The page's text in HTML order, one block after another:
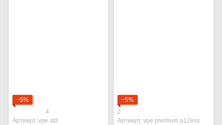
−5%
4
Артикул: vpe.std
−5%
2
Артикул: vpe.premium.a12ess